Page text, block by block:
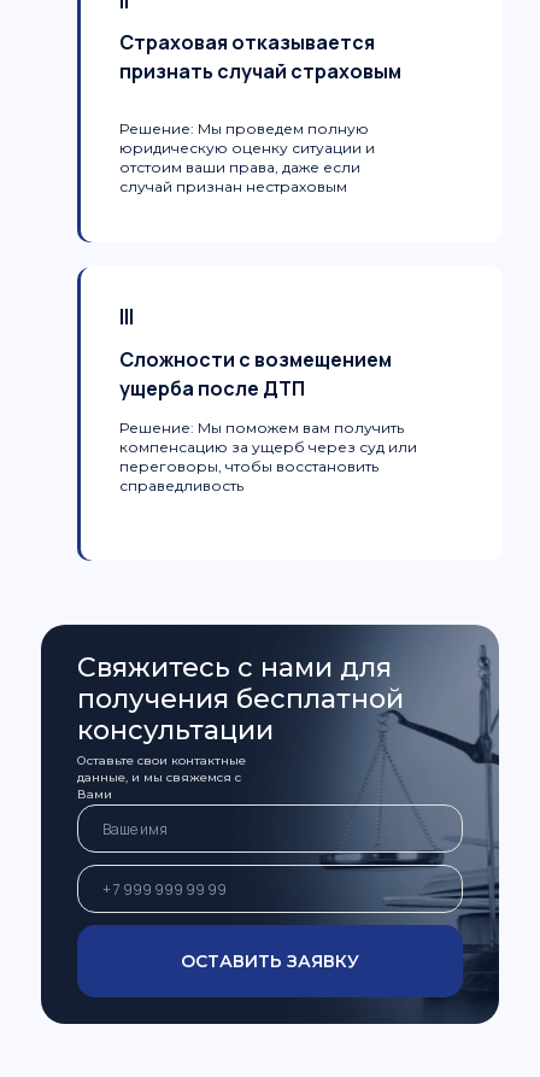
Решение: Мы проведем полную
юридическую оценку ситуации и
отстоим ваши права, даже если
случай признан нестраховым
Страховая отказывается
признать случай страховым
Решение: Мы поможем вам получить
компенсацию за ущерб через суд или
переговоры, чтобы восстановить
справедливость
Сложности с возмещением
ущерба после ДТП
III
Свяжитесь с нами для
получения бесплатной
консультации
Оставьте свои контактные
данные, и мы свяжемся с
Вами
ОСТАВИТЬ ЗАЯВКУ